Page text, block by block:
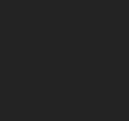
hverdagens glæder og